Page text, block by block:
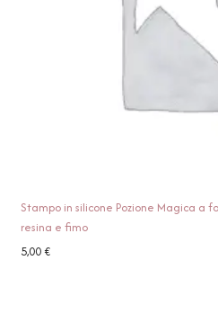
Stampo in silicone Pozione Magica a
resina e fimo
5,00€